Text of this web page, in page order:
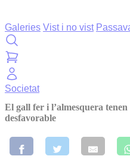
Galeries Vist i no vist
Societat
El gall fer i l’almesquera
desfavorable